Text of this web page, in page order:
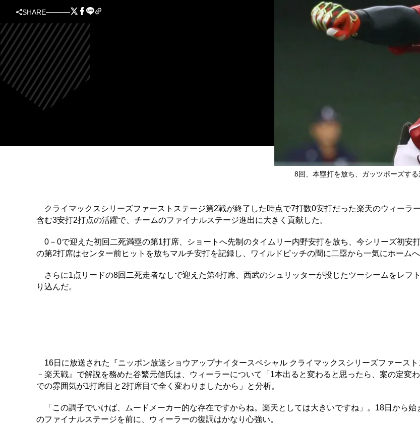
SHARE
8回、本塁打を放ち、ガッツポーズす
クライマックスシリーズファーストステージ第2戦が終了した時点で7打数0安打だった楽天のウィーラ
含む3安打2打点の活躍で、チームのファイナルステージ進出に大きく貢献した。
0－0で迎えた初回二死満塁の第1打席、ショートへ先制のタイムリー内野安打を放ち、今シリーズ初安
の第2打席はセンター前ヒットを放ちマルチ安打を記録し、ワイルドピッチの間に二塁から一気にホームへ
さらに1点リードの8回二死走者なしで迎えた第4打席、西武のシュリッターが投じたツーシームをレフ
り込んだ。
16日に放送された『ニッポン放送ショウアップナイタースペシャル クライマックスシリーズファース
－楽天戦』で解説を務めた谷繁元信氏は、ウィーラーについて「1本出ると変わると思ったら、案の定変
での雰囲気が1打席目と2打席目で全く変わりましたから」と分析。
「この調子でいけば、ムードメーカー的な存在ですからね。楽天としては大きいですね」。18日から始
のファイナルステージを前に、ウィーラーの復調はかなり心強い。